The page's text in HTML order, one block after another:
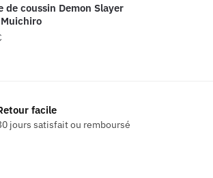
de coussin Demon Slayer
facile
jours satisfait ou remboursé